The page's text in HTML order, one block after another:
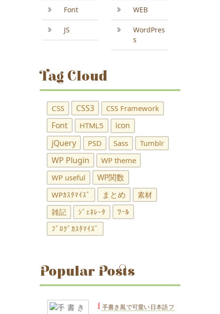
Font
JS
WEB
WordPres
s
Tag Cloud
CSS CSS3 CSS Framework
Font HTML5 icon
jQuery PSD Sass Tumblr
WP Plugin
WP theme
WP useful
WP関数
WPｶｽﾀﾏｲｽﾞ まとめ 素材
雑記 ｼﾞｪﾈﾚｰﾀ ﾂｰﾙ
ﾌﾞﾛｸﾞｶｽﾀﾏｲｽﾞ
Popular Posts
1 手書き風で可愛い日本語フ